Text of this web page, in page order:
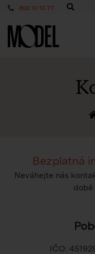
800 10 10 77
PackShop
Bezplatná
Neváhejte nás
době
IČO: